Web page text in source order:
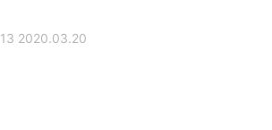
2020.03.20 09:13